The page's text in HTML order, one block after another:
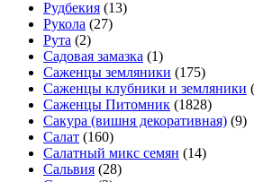
Рудбекия (13)
Рукола (27)
Рута (2)
Садовая замазка (1)
Саженцы земляники (175)
Саженцы клубники и земляники
Саженцы Питомник (1828)
Сакура (вишня декоративная) (9)
Салат (160)
Салатный микс семян (14)
Сальвия (28)